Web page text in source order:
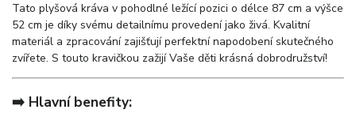
Tato plyšová kráva v pohodlné ležící pozici o délce 87 cm a výšce
52 cm je díky svému detailnímu provedení jako živá. Kvalitní
materiál a zpracování zajišťují perfektní napodobení skutečného
zvířete. S touto kravičkou zažijí Vaše děti krásná dobrodružství!
➡️ Hlavní benefity: